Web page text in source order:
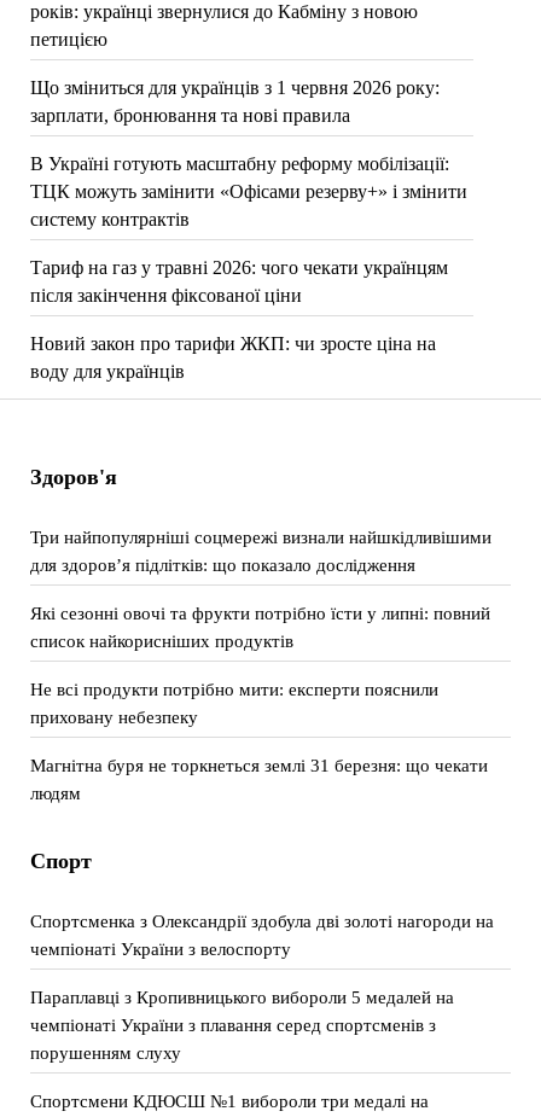
років: українці звернулися до Кабміну з новою
петицією
Що зміниться для українців з 1 червня 2026 року:
зарплати, бронювання та нові правила
В Україні готують масштабну реформу мобілізації:
ТЦК можуть замінити «Офісами резерву+» і змінити
систему контрактів
Тариф на газ у травні 2026: чого чекати українцям
після закінчення фіксованої ціни
Новий закон про тарифи ЖКП: чи зросте ціна на
воду для українців
Здоров'я
Три найпопулярніші соцмережі визнали найшкідливішими
для здоров’я підлітків: що показало дослідження
Які сезонні овочі та фрукти потрібно їсти у липні: повний
список найкорисніших продуктів
Не всі продукти потрібно мити: експерти пояснили
приховану небезпеку
Магнітна буря не торкнеться землі 31 березня: що чекати
людям
Спорт
Спортсменка з Олександрії здобула дві золоті нагороди на
чемпіонаті України з велоспорту
Параплавці з Кропивницького вибороли 5 медалей на
чемпіонаті України з плавання серед спортсменів з
порушенням слуху
Спортсмени КДЮСШ №1 вибороли три медалі на